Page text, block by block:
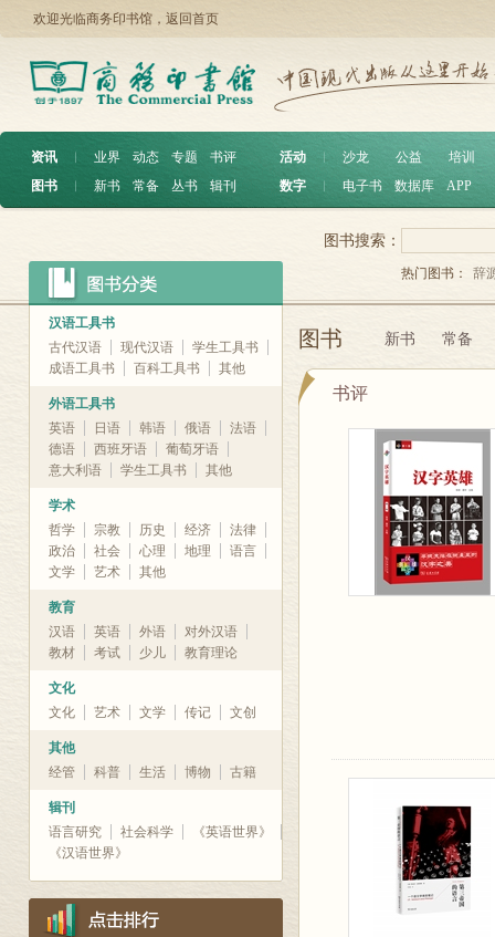
欢迎光临商务印书馆， 返回首页
资讯 ︱ 业界 动态 专题
书评
图书
︱ 新书 常备 丛书 辑刊
活动 沙龙 公益
培训
数字
电子书 数据库 APP
汉语工具书
古代汉语
现代汉语
学生工具书
成语工具书
百科工具书 其他
外语工具书
英语
日语 韩语 俄语
法语
德语
西班牙语
葡萄牙语
意大利语
学生工具书 其他
学术
哲学
宗教 历史 经济
法律
政治
社会 心理 地理
语言
文学
艺术 其他
教育
汉语
英语 外语
对外汉语
教材
考试 少儿 教育理论
文化
文化
艺术 文学 传记 文创
其他
经管
科普 生活 博物 古籍
辑刊
语言研究
社会科学
《英语世界》
《汉语世界》
图书搜索：
热门图书： 辞
图书 新书 常备
书评